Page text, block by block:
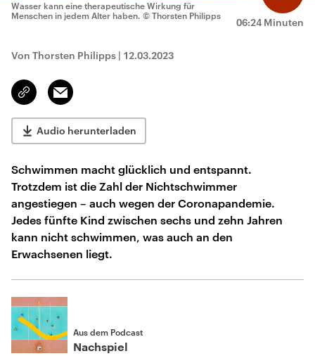
06:24 Minuten
Wasser kann eine therapeutische Wirkung für
Menschen in jedem Alter haben. © Thorsten Philipps
Von Thorsten Philipps | 12.03.2023
Link
kopieren/teilen
Email
Audio herunterladen
Schwimmen macht glücklich und entspannt.
Trotzdem ist die Zahl der Nichtschwimmer
angestiegen – auch wegen der Coronapandemie.
Jedes fünfte Kind zwischen sechs und zehn Jahren
kann nicht schwimmen, was auch an den
Erwachsenen liegt.
Aus dem Podcast
Nachspiel